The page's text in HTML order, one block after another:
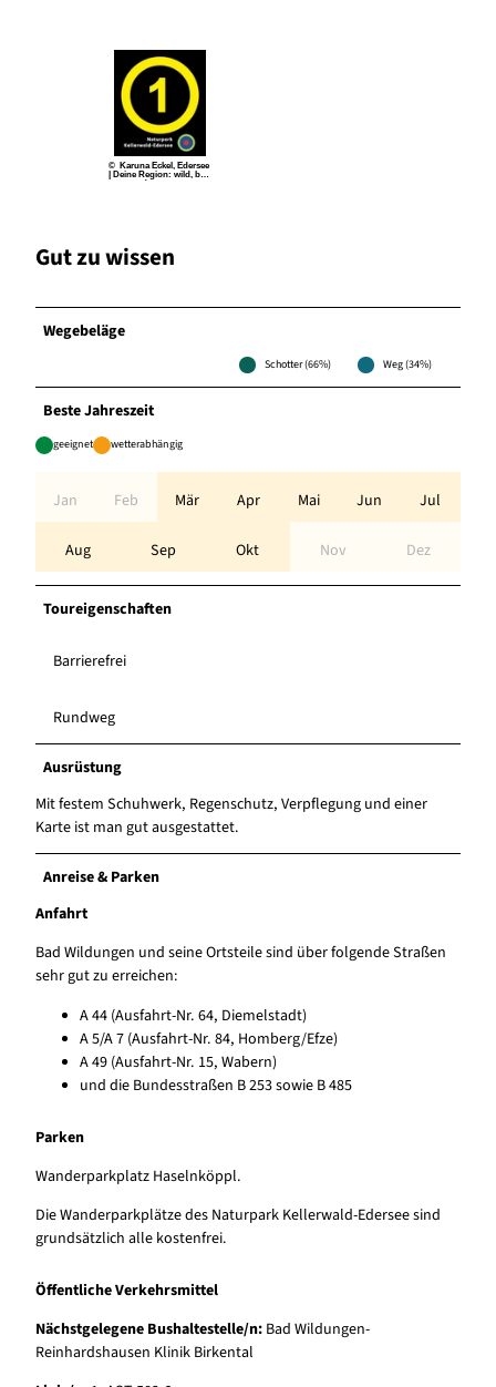
© Karuna Eckel, Edersee
| Deine Region: wild, bun
t, gesund.
Gut zu wissen
Wegebeläge
Schotter (66%) Weg (34%)
Beste Jahreszeit
geeignet wetterabhängig
Jan Feb Mär Apr Mai Jun Jul
Aug Sep Okt Nov Dez
Toureigenschaften
Barrierefrei
Rundweg
Ausrüstung
Mit festem Schuhwerk, Regenschutz, Verpflegung und einer
Karte ist man gut ausgestattet.
Anreise & Parken
Anfahrt
Bad Wildungen und seine Ortsteile sind über folgende Straßen
sehr gut zu erreichen:
A 44 (Ausfahrt-Nr. 64, Diemelstadt)
A 5/A 7 (Ausfahrt-Nr. 84, Homberg/Efze)
A 49 (Ausfahrt-Nr. 15, Wabern)
und die Bundesstraßen B 253 sowie B 485
Parken
Wanderparkplatz Haselnköppl.
Die Wanderparkplätze des Naturpark Kellerwald-Edersee sind
grundsätzlich alle kostenfrei.
Öffentliche Verkehrsmittel
Nächstgelegene Bushaltestelle/n: Bad Wildungen-
Reinhardshausen Klinik Birkental